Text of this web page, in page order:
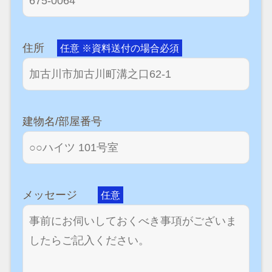
住所 任意 ※資料送付の場合必須
建物名/部屋番号
メッセージ 任意